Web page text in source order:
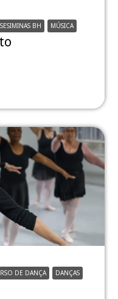
BH MÚSICA
DE DANÇA DANÇAS